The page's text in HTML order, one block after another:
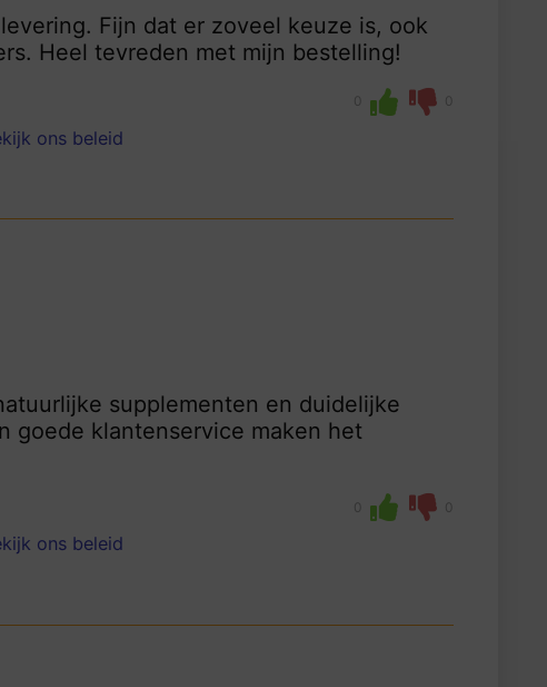
Fijn dat er zoveel keuze is, ook
Heel tevreden met mijn bestelling!
0 0
ons beleid
supplementen en duidelijke
goede klantenservice maken het
0 0
ons beleid